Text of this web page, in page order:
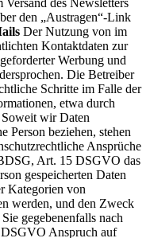
den „Austragen“-Link
Der Nutzung von im
Kontaktdaten zur
Werbung und
Die Betreiber
Schritte im Falle der
etwa durch
Soweit wir Daten
Person beziehen, stehen
Ansprüche
Art. 15 DSGVO das
gespeicherten Daten
Kategorien von
werden, und den Zweck
gegebenenfalls nach
Anspruch auf